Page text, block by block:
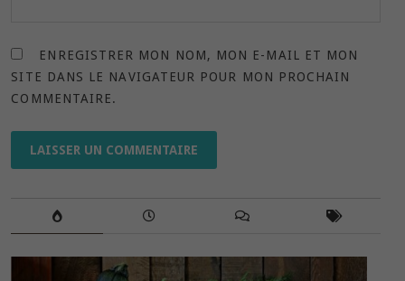
ENREGISTRER MON NOM, MON E-MAIL ET MON
SITE DANS LE NAVIGATEUR POUR MON PROCHAIN
COMMENTAIRE.